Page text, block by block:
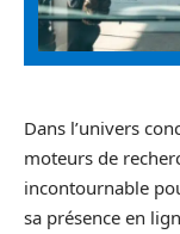
Dans l’univers
moteurs de
incontournable
sa présence en